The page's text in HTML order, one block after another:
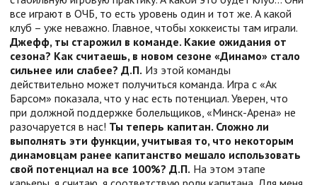
все играют в ОЧБ, то есть уровень один и тот же. А какой
клуб – уже неважно. Главное, чтобы хоккеисты там играли.
Джефф, ты старожил в команде. Какие ожидания от
сезона? Как считаешь, в новом сезоне «Динамо» стало
сильнее или слабее? Д.П. Из этой команды
действительно может получиться команда. Игра с «Ак
Барсом» показала, что у нас есть потенциал. Уверен, что
при должной поддержке болельщиков, «Минск-Арена» не
разочаруется в нас! Ты теперь капитан. Сложно ли
выполнять эти функции, учитывая то, что некоторым
динамовцам ранее капитанство мешало использовать
свой потенциал на все 100%? Д.П. На этом этапе